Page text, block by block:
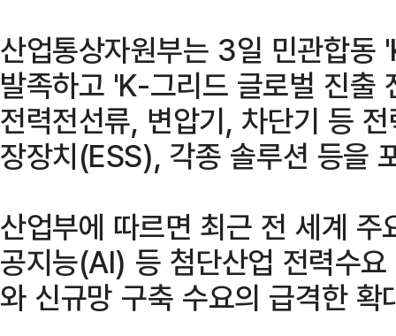
산업통상자원부는 3일 민관합동
발족하고 'K-그리드 글로벌 진출
전력전선류, 변압기, 차단기 등
장장치(ESS), 각종 솔루션 등을
산업부에 따르면 최근 전 세계
공지능(AI) 등 첨단산업 전력수
와 신규망 구축 수요의 급격한 확